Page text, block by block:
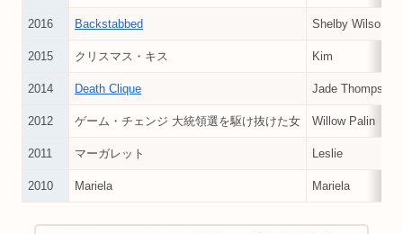
2016 Backstabbed Shelby Wilson
2015 クリスマス・キス Kim
2014 Death Clique Jade Thompson
2012 ゲーム・チェンジ 大統領選を駆け抜けた女 Willow Palin
2011 マーガレット Leslie
2010 Mariela Mariela